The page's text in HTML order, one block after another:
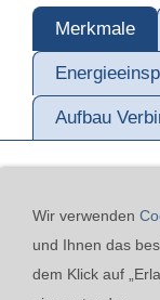
Merkmale
Aufbau
Wir verwenden
und Ihnen das
dem Klick auf